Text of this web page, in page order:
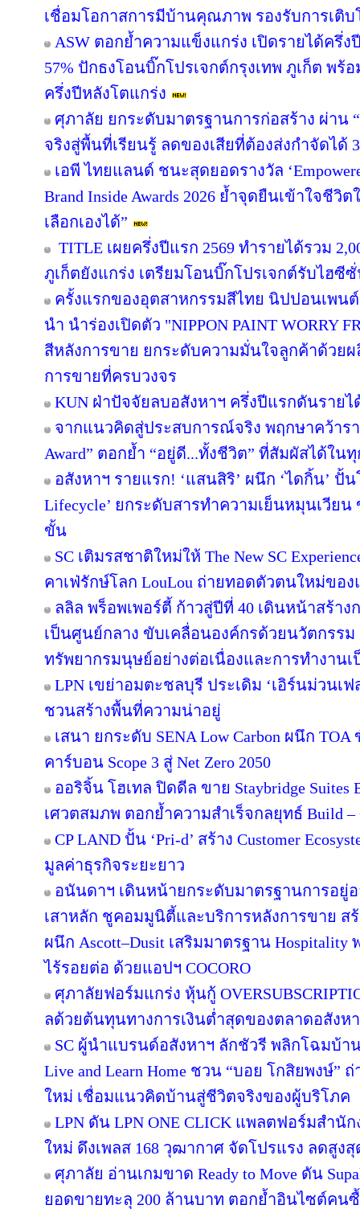
เชื่อมโอกาสการมีบ้านคุณภาพ รองรับการเติบ
ASW ตอกย้ำความแข็งแกร่ง เปิดรายได้ครึ่ง
57% ปักธงโอนบิ๊กโปรเจกต์กรุงเทพ ภูเก็ต พ
ครึ่งปีหลังโตแกร่ง
ศุภาลัย ยกระดับมาตรฐานการก่อสร้าง ผ่าน
จริงสู่พื้นที่เรียนรู้ ลดของเสียที่ต้องส่งกำจัดได้
เอพี ไทยแลนด์ ชนะสุดยอดรางวัล
Brand Inside Awards 2026 ย้ำจุดยืนเข้าใจชี
เลือกเองได้”
TITLE เผยครึ่งปีแรก 2569 ทำรายได้รวม
ภูเก็ตยังแกร่ง เตรียมโอนบิ๊กโปรเจกต์รับไฮซี
ครั้งแรกของอุตสาหกรรมสีไทย นิปปอนเพน
นำ นำร่องเปิดตัว "NIPPON PAINT
สีหลังการขาย ยกระดับความมั่นใจลูกค้าด้ว
การขายที่ครบวงจร
KUN ฝ่าปัจจัยลบอสังหาฯ ครึ่งปีแรกดันรายไ
จากแนวคิดสู่ประสบการณ์จริง พฤกษาคว้ารา
Award” ตอกย้ำ “อยู่ดี...ทั้งชีวิต” ที่สัมผัสได้ใน
อสังหาฯ รายแรก! ‘แสนสิริ’ ผนึก ‘ไดกิ้น’ ปั้น
Lifecycle’ ยกระดับสารทำความเย็นหมุนเวียน
ขั้น
SC เติมรสชาติใหม่ให้ The New SC
คาเฟ่รักษ์โลก LouLou ถ่ายทอดตัวตนใหม่ขอ
ลลิล พร็อพเพอร์ตี้ ก้าวสู่ปีที่ 40 เดินหน้าสร้า
เป็นศูนย์กลาง ขับเคลื่อนองค์กรด้วยนวัตกรร
ทรัพยากรมนุษย์อย่างต่อเนื่องและการทำงาน
LPN เขย่าอมตะชลบุรี ประเดิม ‘เอิร์นม่วนเฟ
ชวนสร้างพื้นที่ความน่าอยู่
เสนา ยกระดับ SENA Low Carbon ผนึก TOA
คาร์บอน Scope 3 สู่ Net Zero 2050
ออริจิ้น โฮเทล ปิดดีล ขาย Staybridge Suites
เศวตสมภพ ตอกย้ำความสำเร็จกลยุทธ์ Build –
CP LAND ปั้น ‘Pri-d’ สร้าง Customer
มูลค่าธุรกิจระยะยาว
อนันดาฯ เดินหน้ายกระดับมาตรฐานการอยู่อ
เสาหลัก ชูคอมมูนิตี้และบริการหลังการขาย สร้
ผนึก Ascott–Dusit เสริมมาตรฐาน
ไร้รอยต่อ ด้วยแอปฯ COCORO
ศุภาลัยฟอร์มแกร่ง หุ้นกู้
ลด้วยต้นทุนทางการเงินต่ำสุดของตลาดอสังห
SC ผู้นำแบรนด์อสังหาฯ ลักชัวรี พลิกโฉมบ้า
Live and Learn Home ชวน “บอย โกสิยพงษ์”
ใหม่ เชื่อมแนวคิดบ้านสู่ชีวิตจริงของผู้บริโภค
LPN ดัน LPN ONE CLICK แพลตฟอร์มสำนั
ใหม่ ดึงเพลส 168 วุฒากาศ จัดโปรแรง ลดสูงสุ
ศุภาลัย อ่านเกมขาด Ready to Move ดัน
ยอดขายทะลุ 200 ล้านบาท ตอกย้ำอินไซต์คน